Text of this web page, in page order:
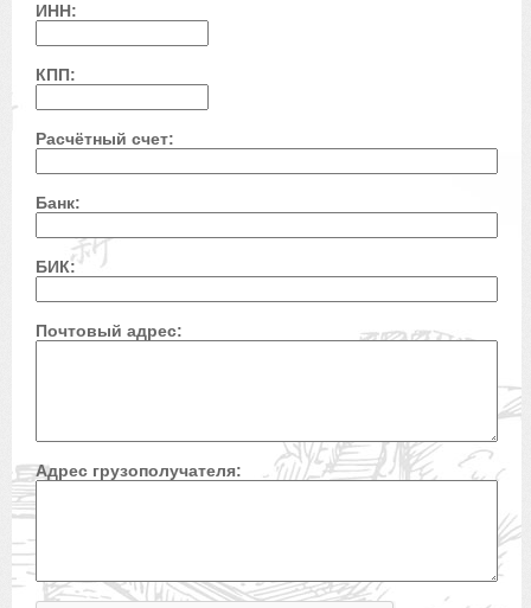
ИНН:
КПП:
Расчётный счет:
Банк:
БИК:
Почтовый адрес:
Адрес грузополучателя: